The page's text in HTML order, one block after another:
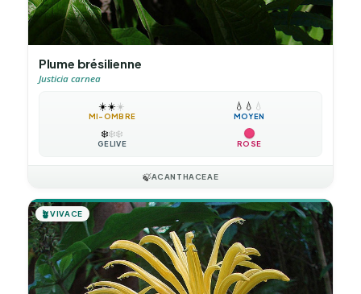
Plume brésilienne
Justicia carnea
☀️☀️☀️
MI-OMBRE
💧 💧 💧
MOYEN
❄️❄️❄️
GÉLIVE ROSE
🍃ACANTHACEAE
🪴VIVACE